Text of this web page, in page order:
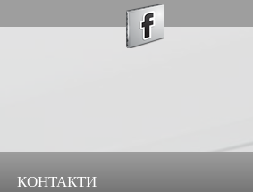
КОНТАКТИ